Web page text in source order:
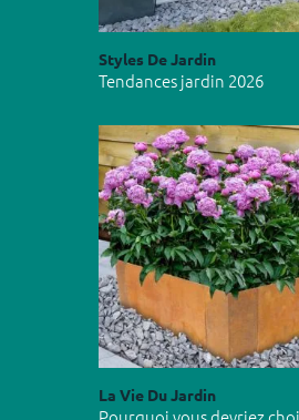
Styles De Jardin
Tendances jardin 2026
La Vie Du Jardin